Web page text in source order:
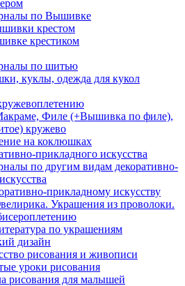
по Вышивке
крестом
крестиком
по шитью
куклы, одежда для кукол
Филе (+Вышивка по филе),
кружево
на коклюшках
прикладного искусства
по другим видам декоративно-
прикладному искусству
Украшения из проволоки.
по украшениям
дизайн
рисования и живописи
уроки рисования
рисования для малышей